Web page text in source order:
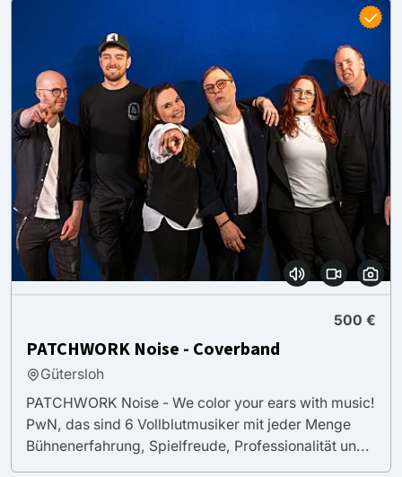
500 €
PATCHWORK Noise - Coverband
Gütersloh
PATCHWORK Noise - We color your ears with music!
PwN, das sind 6 Vollblutmusiker mit jeder Menge
Bühnenerfahrung, Spielfreude, Professionalität un...